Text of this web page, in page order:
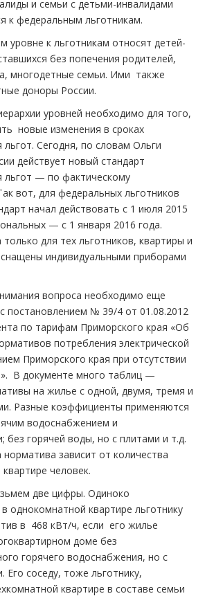
и семьи с детьми-инвалидами
к федеральным льготникам.
уровне к льготникам относят детей-
без попечения родителей,
многодетные семьи. Ими также
доноры России.
уровней необходимо для того,
новые изменения в сроках
льгот. Сегодня, по словам Ольги
действует новый стандарт
льгот — по фактическому
вот, для федеральных льготников
начал действовать с 1 июля 2015
— с 1 января 2016 года.
для тех льготников, квартиры и
индивидуальными приборами
вопроса необходимо еще
постановлением № 39/4 от 01.08.2012
по тарифам Приморского края «Об
потребления электрической
Приморского края при отсутствии
В документе много таблиц —
на жилье с одной, двумя, тремя и
Разные коэффициенты применяются
водоснабжением и
без горячей воды, но с плитами и т.д.
зависит от количества
человек.
две цифры. Одиноко
однокомнатной квартире льготнику
в 468 кВт/ч, если его жилье
доме без
горячего водоснабжения, но с
Его соседу, тоже льготнику,
квартире в составе семьи